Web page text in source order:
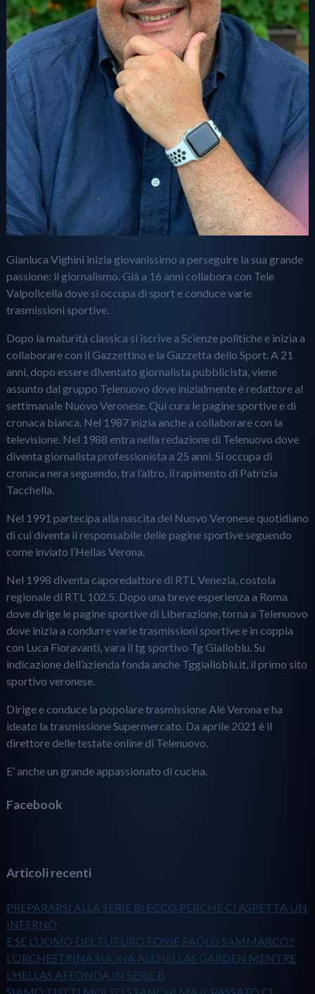
Gianluca Vighini inizia giovanissimo a perseguire la sua grande
passione: il giornalismo. Già a 16 anni collabora con Tele
Valpolicella dove si occupa di sport e conduce varie
trasmissioni sportive.
Dopo la maturità classica si iscrive a Scienze politiche e inizia a
collaborare con il Gazzettino e la Gazzetta dello Sport. A 21
anni, dopo essere diventato giornalista pubblicista, viene
assunto dal gruppo Telenuovo dove inizialmente è redattore al
settimanale Nuovo Veronese. Qui cura le pagine sportive e di
cronaca bianca. Nel 1987 inizia anche a collaborare con la
televisione. Nel 1988 entra nella redazione di Telenuovo dove
diventa giornalista professionista a 25 anni. Si occupa di
cronaca nera seguendo, tra l’altro, il rapimento di Patrizia
Tacchella.
Nel 1991 partecipa alla nascita del Nuovo Veronese quotidiano
di cui diventa il responsabile delle pagine sportive seguendo
come inviato l’Hellas Verona.
Nel 1998 diventa caporedattore di RTL Venezia, costola
regionale di RTL 102.5. Dopo una breve esperienza a Roma
dove dirige le pagine sportive di Liberazione, torna a Telenuovo
dove inizia a condurre varie trasmissioni sportive e in coppia
con Luca Fioravanti, vara il tg sportivo Tg Gialloblu. Su
indicazione dell’azienda fonda anche Tggialloblu.it, il primo sito
sportivo veronese.
Dirige e conduce la popolare trasmissione Alé Verona e ha
ideato la trasmissione Supermercato. Da aprile 2021 è il
direttore delle testate online di Telenuovo.
E’ anche un grande appassionato di cucina.
Facebook
Articoli recenti
PREPARARSI ALLA SERIE B: ECCO PERCHÉ CI ASPETTA UN
INFERNO
E SE L’UOMO DEL FUTURO FOSSE PAOLO SAMMARCO?
L’ORCHESTRINA SUONA ALL’HELLAS GARDEN MENTRE
L’HELLAS AFFONDA IN SERIE B
SIAMO TUTTI MOLTO STANCHI MA IL PASSATO CI